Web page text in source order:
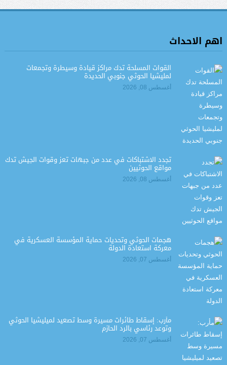
اهم الاحداث
القوات المسلحة تدك مراكز قيادة وسيطرة وتجمعات
لمليشيا الحوثي جنوبي الحديدة
أغسطس 08, 2026
تجدد الاشتباكات في عدد من جبهات تعز وقوات الجيش تدك
مواقع الحوثيين
أغسطس 08, 2026
هجمات الحوثي وتحديات حماية المؤسسة العسكرية في
معركة استعادة الدولة
أغسطس 07, 2026
مأرب: إسقاط طائرات مسيرة وسط تصعيد لميليشيا الحوثي
وتوعد رئاسي بالرد الحازم
أغسطس 07, 2026